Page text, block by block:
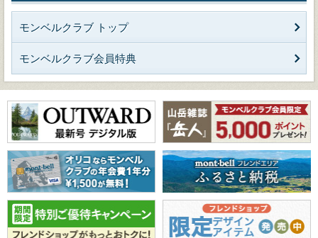
モンベルクラブ トップ
モンベルクラブ会員特典